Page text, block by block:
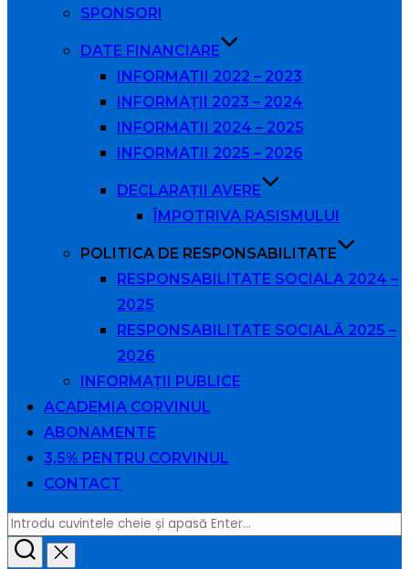
SPONSORI
DATE FINANCIARE
INFORMATII 2022 – 2023
INFORMAȚII 2023 – 2024
INFORMATII 2024 – 2025
INFORMATII 2025 – 2026
DECLARAȚII AVERE
ÎMPOTRIVA RASISMULUI
POLITICA DE RESPONSABILITATE
RESPONSABILITATE SOCIALA 2024 –
2025
RESPONSABILITATE SOCIALĂ 2025 –
2026
INFORMAȚII PUBLICE
ACADEMIA CORVINUL
ABONAMENTE
3,5% PENTRU CORVINUL
CONTACT
Caută
după: